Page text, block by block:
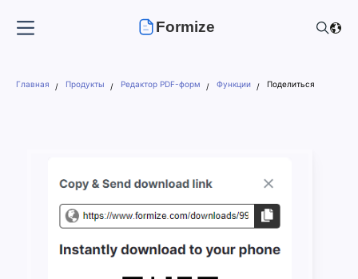
Formize
Главная Продукты Редактор PDF-форм Функции Поделиться